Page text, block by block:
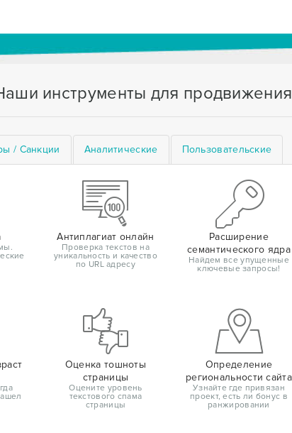
инструменты для
/ Санкции Аналитические Пользовательские
Антиплагиат онлайн
Проверка текстов на
уникальность и качество
по URL адресу
Расширение
семантического ядра
Найдем все упущенные
ключевые запросы!
Оценка тошноты
страницы
Оцените уровень
текстового спама
страницы
Определение
региональности сайта
Узнайте где привязан
проект, есть ли бонус в
ранжировании